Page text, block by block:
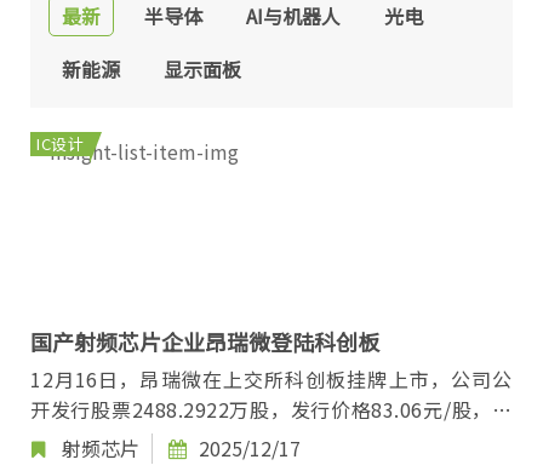
最新 半导体 AI与机器人
光电
新能源
显示面板
IC设计
国产射频芯片企业昂瑞微登陆科创板
12月16日，昂瑞微在上交所科创板挂牌上市，公司公
开发行股票2488.2922万股，发行价格83.06元/股，发
行后总股本9953.1688万股。 昂瑞微成立于2012年...
射频芯片 2025/12/17